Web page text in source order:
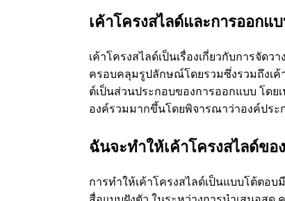
เค้าโครงสไลด์และการออกแ
เค้าโครงสไลด์เป็นเรื่องเกี่ยวกับการจัด
ครอบคลุมรูปลักษณ์โดยรวมซึ่งรวมถึงเค้
ต์เป็นส่วนประกอบของการออกแบบ โด
องค์รวมมากขึ้นโดยพิจารณาว่าองค์ประ
ฉันจะทําให้เค้าโครงสไลด์ข
การทําให้เค้าโครงสไลด์เป็นแบบโต้ตอ